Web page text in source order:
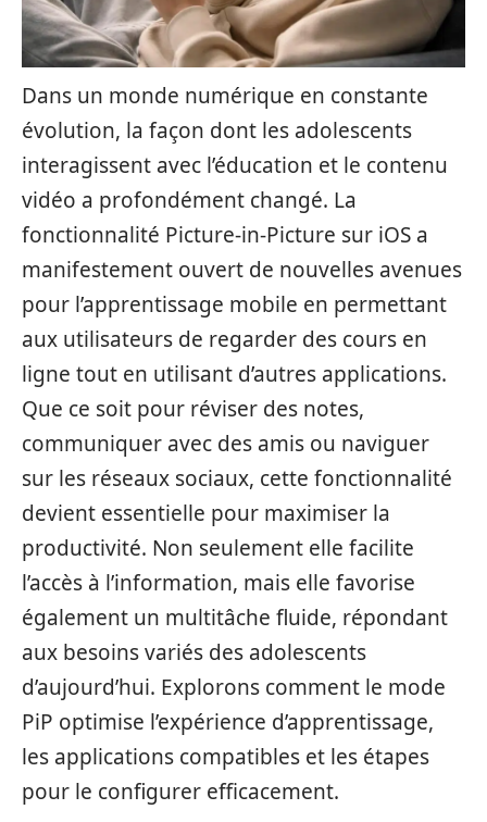
Dans un monde numérique en constante
évolution, la façon dont les adolescents
interagissent avec l’éducation et le contenu
vidéo a profondément changé. La
fonctionnalité Picture-in-Picture sur iOS a
manifestement ouvert de nouvelles avenues
pour l’apprentissage mobile en permettant
aux utilisateurs de regarder des cours en
ligne tout en utilisant d’autres applications.
Que ce soit pour réviser des notes,
communiquer avec des amis ou naviguer
sur les réseaux sociaux, cette fonctionnalité
devient essentielle pour maximiser la
productivité. Non seulement elle facilite
l’accès à l’information, mais elle favorise
également un multitâche fluide, répondant
aux besoins variés des adolescents
d’aujourd’hui. Explorons comment le mode
PiP optimise l’expérience d’apprentissage,
les applications compatibles et les étapes
pour le configurer efficacement.